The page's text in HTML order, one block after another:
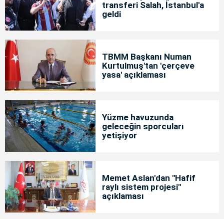
transferi Salah, İstanbul'a
geldi
TBMM Başkanı Numan
Kurtulmuş'tan 'çerçeve
yasa' açıklaması
Yüzme havuzunda
geleceğin sporcuları
yetişiyor
Memet Aslan'dan "Hafif
raylı sistem projesi"
açıklaması